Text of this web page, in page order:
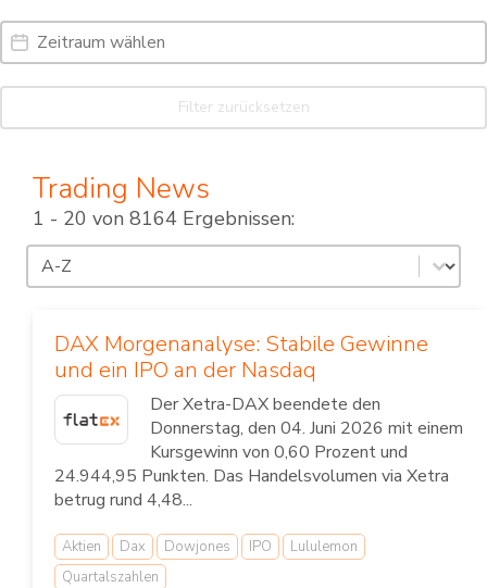
Date Range
Date
Filter zurücksetzen
Trading News
1 - 20 von 8164 Ergebnissen:
Sortierung
Sort content
DAX Morgenanalyse: Stabile Gewinne
und ein IPO an der Nasdaq
Der Xetra-DAX beendete den
Donnerstag, den 04. Juni 2026 mit einem
Kursgewinn von 0,60 Prozent und
24.944,95 Punkten. Das Handelsvolumen via Xetra
betrug rund 4,48...
Aktien Dax Dowjones IPO
Lululemon
Quartalszahlen